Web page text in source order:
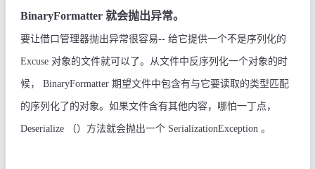
BinaryFormatter 就会抛出异常。
要让借口管理器抛出异常很容易-- 给它提供一个不是序列化的
Excuse 对象的文件就可以了。从文件中反序列化一个对象的时
候， BinaryFormatter 期望文件中包含有与它要读取的类型匹配
的序列化了的对象。如果文件含有其他内容，哪怕一丁点，
Deserialize （）方法就会抛出一个 SerializationException 。